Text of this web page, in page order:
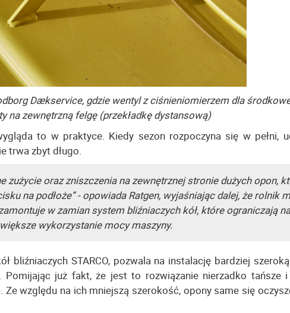
Dækservice, gdzie wentyl z ciśnieniomierzem dla
na zewnętrzną felgę (przekładkę dystansową)
to w praktyce. Kiedy sezon rozpoczyna się w pełni,
trwa zbyt długo.
zużycie oraz zniszczenia na zewnętrznej stronie dużych opon,
na podłoże” - opowiada Ratgen, wyjaśniając dalej, że rolnik
w zamian system bliźniaczych kół, które ograniczają
wykorzystanie mocy maszyny.
bliźniaczych STARCO, pozwala na instalację bardziej
Pomijając już fakt, że jest to rozwiązanie nierzadko tańsze
Ze względu na ich mniejszą szerokość, opony same się